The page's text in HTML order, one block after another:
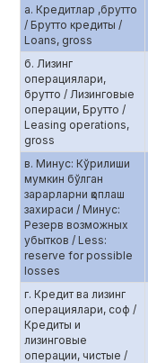
а. Кредитлар ,брутто
/ Брутто кредиты /
Loans, gross
б. Лизинг
операциялари,
брутто / Лизинговые
операции, Брутто /
Leasing operations,
gross
в. Минус: Кўрилиши
мумкин бўлган
зарарларни қоплаш
захираси / Минус:
Резерв возможных
убытков / Less:
reserve for possible
losses
г. Кредит ва лизинг
операциялари, соф /
Кредиты и
лизинговые
операции, чистые /